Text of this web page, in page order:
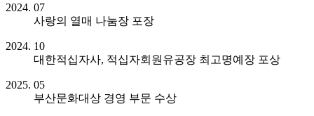
2024. 07
사랑의 열매 나눔장 포장
2024. 10
대한적십자사, 적십자회원유공장 최고명예장 포상
2025. 05
부산문화대상 경영 부문 수상